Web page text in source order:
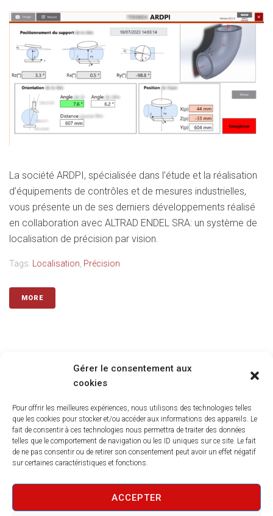
Gérer le consentement aux
cookies
Pour offrir les meilleures expériences, nous utilisons des technologies telles
que les cookies pour stocker et/ou accéder aux informations des appareils. Le
fait de consentir à ces technologies nous permettra de traiter des données
telles que le comportement de navigation ou les ID uniques sur ce site. Le fait
de ne pas consentir ou de retirer son consentement peut avoir un effet négatif
sur certaines caractéristiques et fonctions.
ACCEPTER
La société ARDPI, spécialisée dans l’étude et la réalisation
d’équipements de contrôles et de mesures industrielles,
vous présente un de ses derniers développements réalisé
en collaboration avec ALTRAD ENDEL SRA: un système de
localisation de précision par vision.
Tags: Localisation Précision
MORE
21000 DIJON
FRANCE
CONTACTS
+33(0) 3 80 95 01 36
Contact